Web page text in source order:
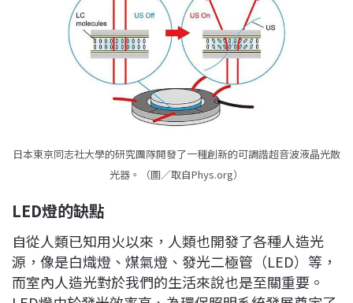
日本東京同志社大學的研究團隊開發了一種創新的可調諧超音波液晶光散
光器。（圖／取自Phys.org）
LED燈的缺點
自從人類已知用火以來，人類也開發了各種人造光
源，像是白熾燈、煤氣燈、發光二極管（LED）等，
而室內人造光對於我們的生活來說也是至關重要。